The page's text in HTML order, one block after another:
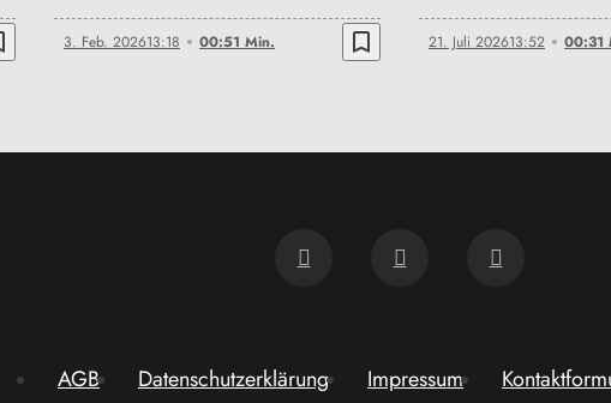
3. Feb. 202613:18 00:51 Min. bookmark_border 21. Juli 202613:52 00:31
AGB Datenschutzerklärung Impressum